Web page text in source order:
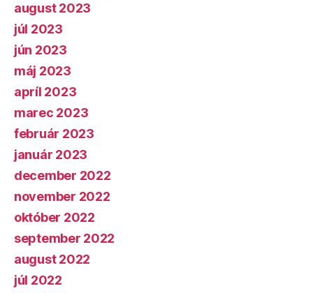
august 2023
júl 2023
jún 2023
máj 2023
apríl 2023
marec 2023
február 2023
január 2023
december 2022
november 2022
október 2022
september 2022
august 2022
júl 2022